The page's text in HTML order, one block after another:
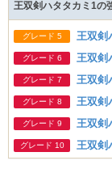
王双剣ハタタカミ1の
グレード 5 王双剣
グレード 6 王双剣
グレード 7 王双剣
グレード 8 王双剣
グレード 9 王双剣
グレード 10 王双剣